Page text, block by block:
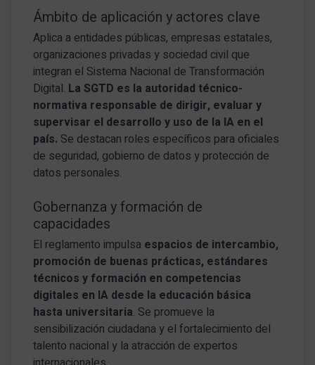
Ámbito de aplicación y actores clave
Aplica a entidades públicas, empresas estatales,
organizaciones privadas y sociedad civil que
integran el Sistema Nacional de Transformación
Digital. La SGTD es la autoridad técnico-
normativa responsable de dirigir, evaluar y
supervisar el desarrollo y uso de la IA en el
país. Se destacan roles específicos para oficiales
de seguridad, gobierno de datos y protección de
datos personales.
Gobernanza y formación de
capacidades
El reglamento impulsa espacios de intercambio,
promoción de buenas prácticas, estándares
técnicos y formación en competencias
digitales en IA desde la educación básica
hasta universitaria. Se promueve la
sensibilización ciudadana y el fortalecimiento del
talento nacional y la atracción de expertos